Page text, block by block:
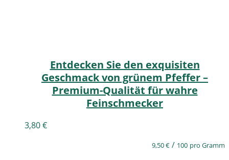
Entdecken Sie den exquisiten
Geschmack von grünem Pfeffer –
Premium-Qualität für wahre
Feinschmecker
3,80€
9,50€ / 100 pro Gramm